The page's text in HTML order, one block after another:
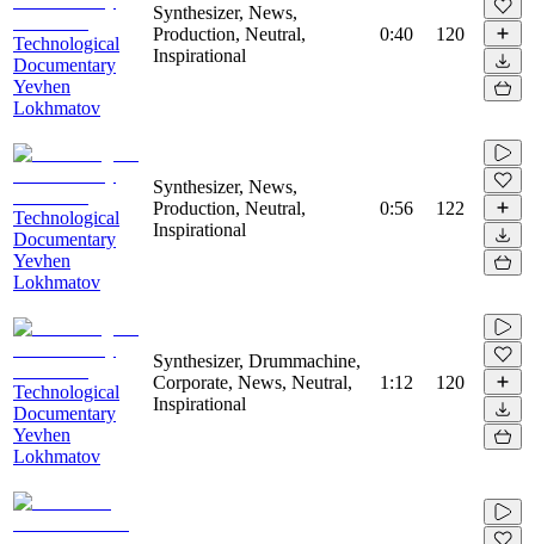
Technological
Documentary
Yevhen
Lokhmatov
Synthesizer, News,
Production, Neutral,
Inspirational
0:40 120
Technological
Documentary
Yevhen
Lokhmatov
Synthesizer, News,
Production, Neutral,
Inspirational
0:56 122
Technological
Documentary
Yevhen
Lokhmatov
Synthesizer, Drummachine,
Corporate, News, Neutral,
Inspirational
1:12 120